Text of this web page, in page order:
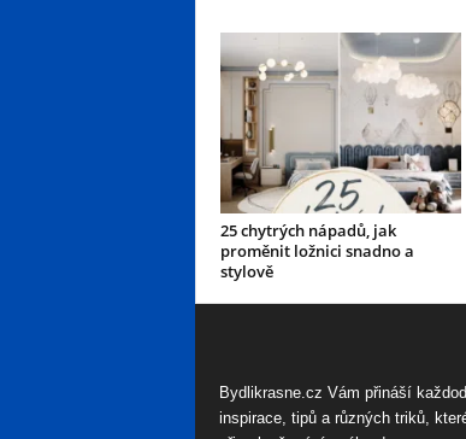
25 chytrých nápadů, jak
proměnit ložnici snadno a
stylově
Bydlikrasne.cz Vám přináší
inspirace, tipů a různých triků,